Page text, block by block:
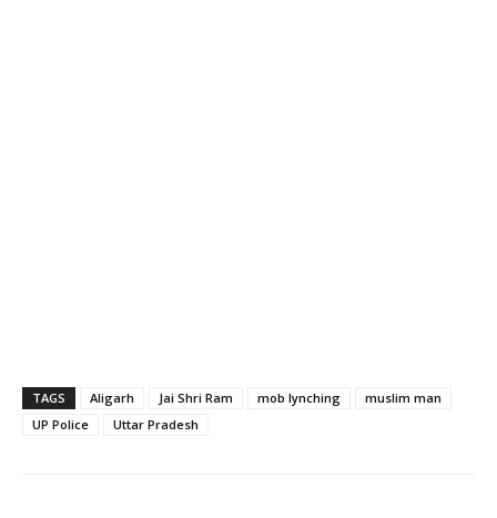
TAGS Aligarh Jai Shri Ram mob lynching
muslim man
UP Police
Uttar Pradesh